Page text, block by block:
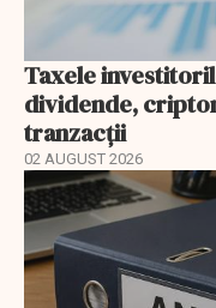
Taxele
dividende,
tranzacții
02 AUGUST 2026